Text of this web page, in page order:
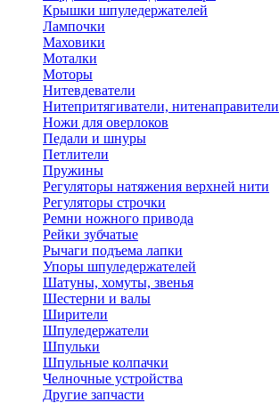
Крышки шпуледержателей
Лампочки
Маховики
Моталки
Моторы
Нитевдеватели
Нитепритягиватели, нитенаправители
Ножи для оверлоков
Педали и шнуры
Петлители
Пружины
Регуляторы натяжения верхней нити
Регуляторы строчки
Ремни ножного привода
Рейки зубчатые
Рычаги подъема лапки
Упоры шпуледержателей
Шатуны, хомуты, звенья
Шестерни и валы
Ширители
Шпуледержатели
Шпульки
Шпульные колпачки
Челночные устройства
Другие запчасти